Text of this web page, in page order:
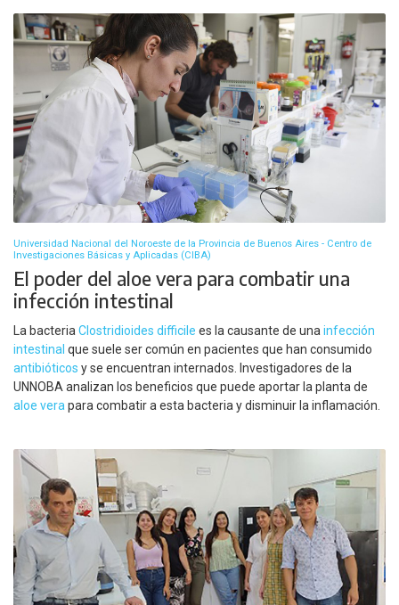
Universidad Nacional del Noroeste de la Provincia de Buenos Aires - Centro de
Investigaciones Básicas y Aplicadas (CIBA)
El poder del aloe vera para combatir una
infección intestinal
La bacteria Clostridioides difficile es la causante de una infección
intestinal que suele ser común en pacientes que han consumido
antibióticos y se encuentran internados. Investigadores de la
UNNOBA analizan los beneficios que puede aportar la planta de
aloe vera para combatir a esta bacteria y disminuir la inflamación.